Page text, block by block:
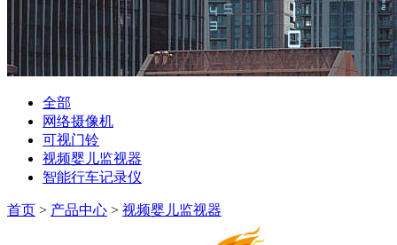
全部
网络摄像机
可视门铃
视频婴儿监视器
智能行车记录仪
首页 > 产品中心 > 视频婴儿监视器